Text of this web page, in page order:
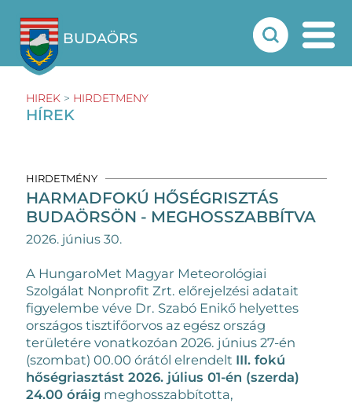
BUDAÖRS
HIREK > HIRDETMENY
HÍREK
HIRDETMÉNY
HARMADFOKÚ HŐSÉGRISZTÁS
BUDAÖRSÖN - MEGHOSSZABBÍTVA
2026. június 30.
A HungaroMet Magyar Meteorológiai
Szolgálat Nonprofit Zrt. előrejelzési adatait
figyelembe véve Dr. Szabó Enikő helyettes
országos tisztifőorvos az egész ország
területére vonatkozóan 2026. június 27-én
(szombat) 00.00 órától elrendelt III. fokú
hőségriasztást 2026. július 01-én (szerda)
24.00 óráig meghosszabbította,